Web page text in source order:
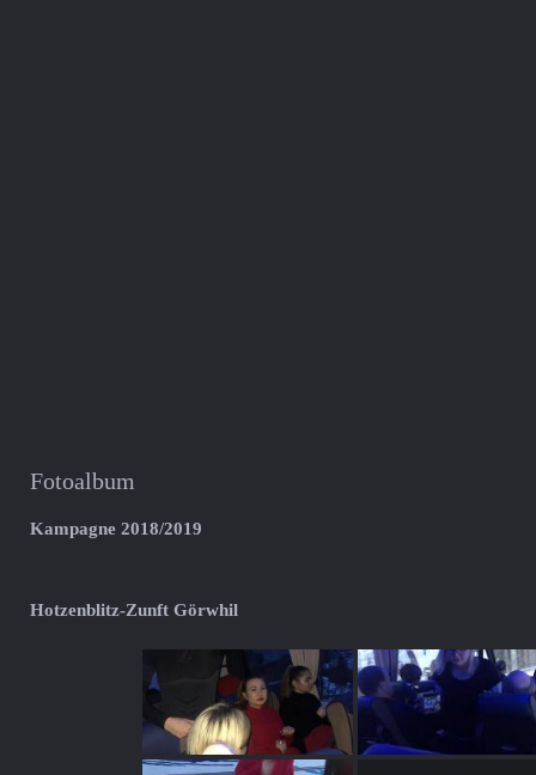
Fotoalbum
Kampagne 2018/2019
Hotzenblitz-Zunft Görwhil